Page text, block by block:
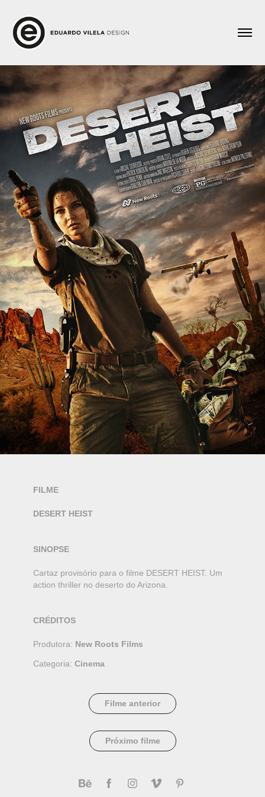
FILME
DESERT HEIST
SINOPSE
Cartaz provisório para o filme DESERT HEIST. Um
action thriller no deserto do Arizona.
CRÉDITOS
Produtora: New Roots Films
Categoria: Cinema
Filme anterior
Próximo filme